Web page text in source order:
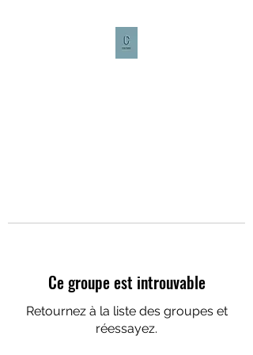
Ce groupe est introuvable
Retournez à la liste des groupes et
réessayez.